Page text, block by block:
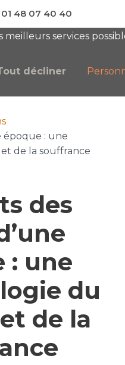
AC
époque : une
de la souffrance
des
: une
du
de la
meilleurs services
décliner
01 48 07 40 40